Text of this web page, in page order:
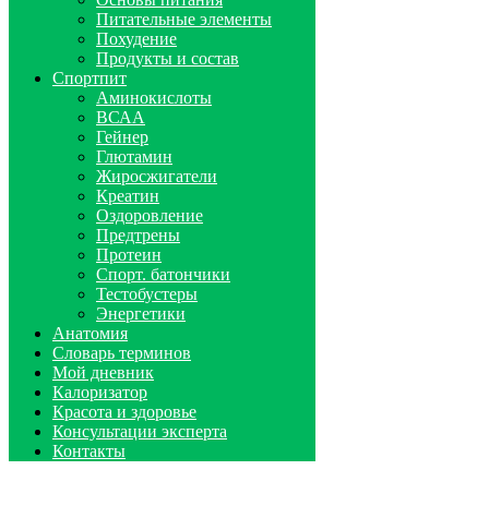
Питательные элементы
Похудение
Продукты и состав
Спортпит
Аминокислоты
ВСАА
Гейнер
Глютамин
Жиросжигатели
Креатин
Оздоровление
Предтрены
Протеин
Спорт. батончики
Тестобустеры
Энергетики
Анатомия
Словарь терминов
Мой дневник
Калоризатор
Красота и здоровье
Консультации эксперта
Контакты